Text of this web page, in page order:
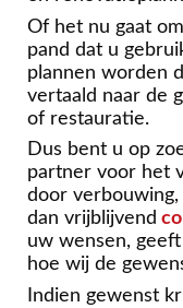
Of het nu gaat
pand dat u
plannen worden
vertaald naar de
of restauratie.
Dus bent u op
partner voor het
door
dan vrijblijvend
uw wensen, geeft
hoe wij de
Indien gewenst